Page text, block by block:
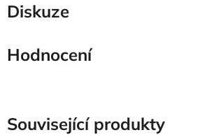
Diskuze
Hodnocení
Související produkty